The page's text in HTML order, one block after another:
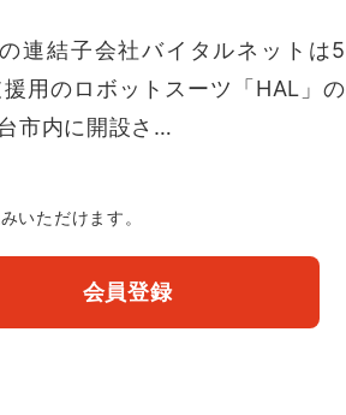
連結子会社バイタルネットは5
用のロボットスーツ「HAL」の
市内に開設さ…
いただけます。
会員登録